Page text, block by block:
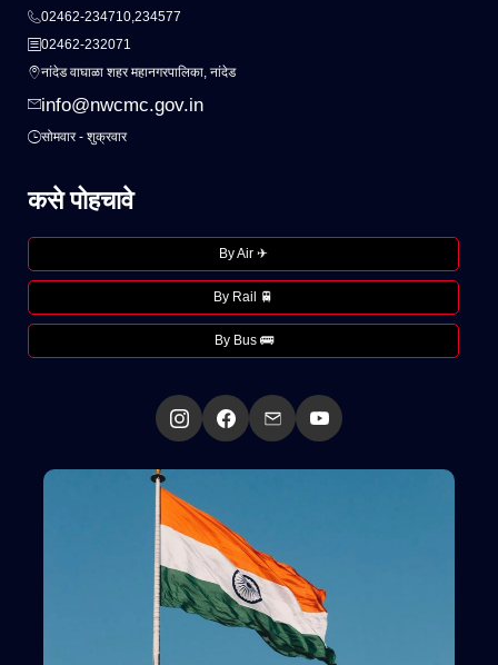
02462-234710,234577
02462-232071
नांदेड वाघाळा शहर महानगरपालिका, नांदेड
info@nwcmc.gov.in
सोमवार - शुक्रवार
कसे पोहचावे
By Air ✈
By Rail 🚆
By Bus 🚌